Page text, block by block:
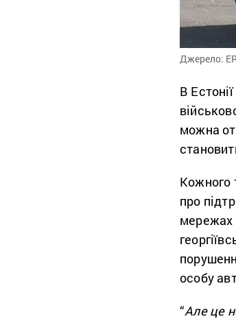
Джерело:
В
можна
Кожного
про
мережах
особу
“Але це